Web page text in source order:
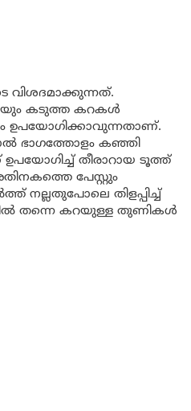
വിശദമാക്കുന്നത്.
കടുത്ത കറകൾ
ഉപയോഗിക്കാവുന്നതാണ്.
ഭാഗത്തോളം കഞ്ഞി
തീരാറായ ടൂത്ത്
പേസ്റ്റും
നല്ലതുപോലെ തിളപ്പിച്ച്
തന്നെ കറയുള്ള തുണികൾ